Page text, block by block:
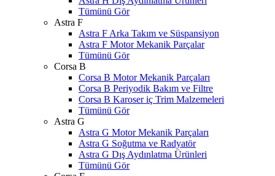
Tümünü Gör
Astra F
Astra F Arka Takım ve Süspansiyon
Astra F Motor Mekanik Parçalar
Tümünü Gör
Corsa B
Corsa B Motor Mekanik Parçaları
Corsa B Periyodik Bakım ve Filtre
Corsa B Karoser iç Trim Malzemeleri
Tümünü Gör
Astra G
Astra G Motor Mekanik Parçaları
Astra G Soğutma ve Radyatör
Astra G Dış Aydınlatma Ürünleri
Tümünü Gör